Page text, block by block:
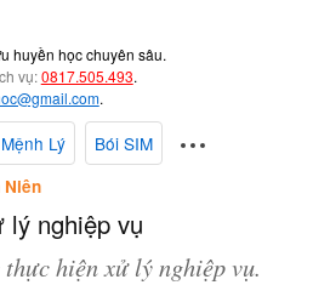
huyền học chuyên sâu.
vụ:0817.505.493.
.
Mệnh Lý
Bói SIM
Niên
lý nghiệp vụ
hiện xử lý nghiệp vụ.